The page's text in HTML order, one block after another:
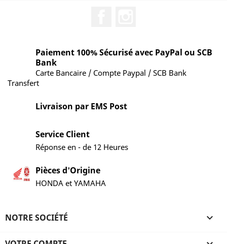
Paiement 100% Sécurisé avec PayPal ou SCB
Bank
Carte Bancaire / Compte Paypal / SCB Bank
Transfert
Livraison par EMS Post
Service Client
Réponse en - de 12 Heures
Pièces d'Origine
HONDA et YAMAHA
NOTRE SOCIÉTÉ 